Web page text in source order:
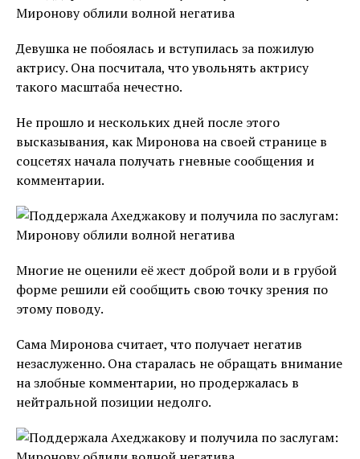
Девушка не побоялась и вступилась за пожилую
актрису. Она посчитала, что увольнять актрису
такого масштаба нечестно.
Не прошло и нескольких дней после этого
высказывания, как Миронова на своей странице в
соцсетях начала получать гневные сообщения и
комментарии.
Многие не оценили её жест доброй воли и в грубой
форме решили ей сообщить свою точку зрения по
этому поводу.
Сама Миронова считает, что получает негатив
незаслуженно. Она старалась не обращать внимание
на злобные комментарии, но продержалась в
нейтральной позиции недолго.